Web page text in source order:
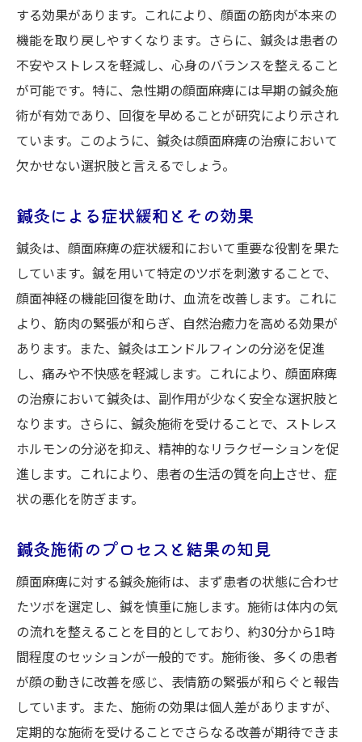
する効果があります。これにより、顔面の筋肉が本来の
機能を取り戻しやすくなります。さらに、鍼灸は患者の
不安やストレスを軽減し、心身のバランスを整えること
が可能です。特に、急性期の顔面麻痺には早期の鍼灸施
術が有効であり、回復を早めることが研究により示され
ています。このように、鍼灸は顔面麻痺の治療において
欠かせない選択肢と言えるでしょう。
鍼灸による症状緩和とその効果
鍼灸は、顔面麻痺の症状緩和において重要な役割を果た
しています。鍼を用いて特定のツボを刺激することで、
顔面神経の機能回復を助け、血流を改善します。これに
より、筋肉の緊張が和らぎ、自然治癒力を高める効果が
あります。また、鍼灸はエンドルフィンの分泌を促進
し、痛みや不快感を軽減します。これにより、顔面麻痺
の治療において鍼灸は、副作用が少なく安全な選択肢と
なります。さらに、鍼灸施術を受けることで、ストレス
ホルモンの分泌を抑え、精神的なリラクゼーションを促
進します。これにより、患者の生活の質を向上させ、症
状の悪化を防ぎます。
鍼灸施術のプロセスと結果の知見
顔面麻痺に対する鍼灸施術は、まず患者の状態に合わせ
たツボを選定し、鍼を慎重に施します。施術は体内の気
の流れを整えることを目的としており、約30分から1時
間程度のセッションが一般的です。施術後、多くの患者
が顔の動きに改善を感じ、表情筋の緊張が和らぐと報告
しています。また、施術の効果は個人差がありますが、
定期的な施術を受けることでさらなる改善が期待できま